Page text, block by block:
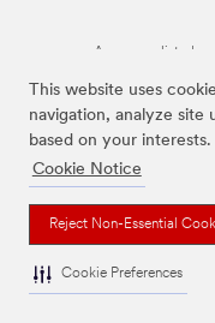
This website uses
navigation, analyze site
based on your interests.
Cookie Notice
Reject Non-Essential
Cookie Preferences
As marcas listadas